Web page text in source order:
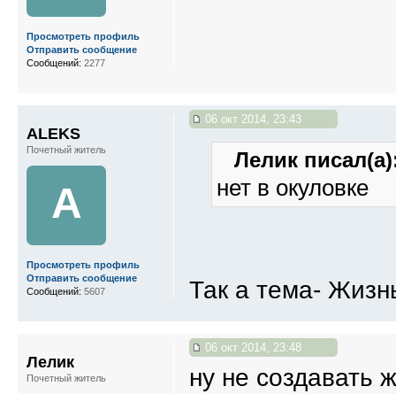
Просмотреть профиль
Отправить сообщение
Сообщений: 2277
06 окт 2014, 23:43
Лелик
нет в окуловке
Так а тема-
ALEKS
Почетный житель
A
Просмотреть профиль
Отправить сообщение
Сообщений: 5607
06 окт 2014, 23:48
ну не создавать
Лелик
Почетный житель